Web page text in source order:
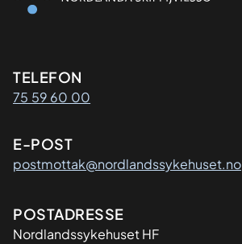
Kontaktinformasjon
TELEFON
75 59 60 00
E-POST
postmottak@nordlandssykehuset.no
Adresse
POSTADRESSE
Nordlandssykehuset HF